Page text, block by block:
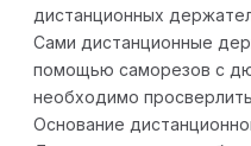
дистанционных
Сами дистанционные
помощью саморезов с
необходимо
Основание